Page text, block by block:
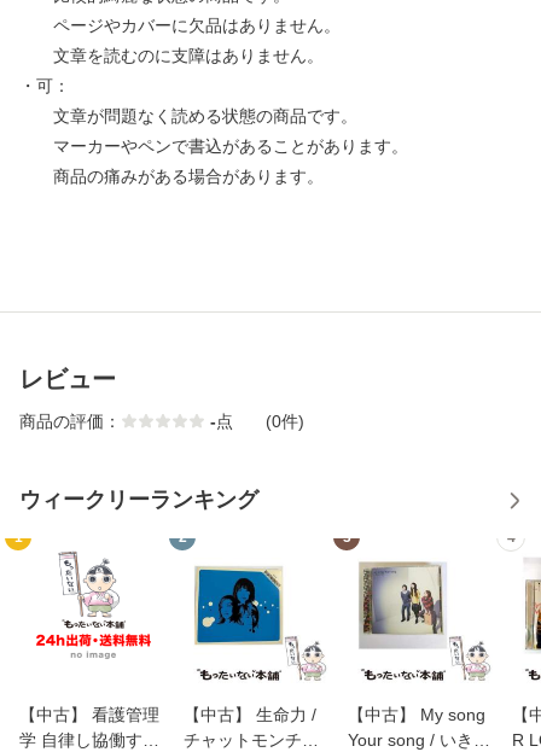
ページやカバーに欠品はありません。
文章を読むのに支障はありません。
・可：
文章が問題なく読める状態の商品です。
マーカーやペンで書込があることがあります。
商品の痛みがある場合があります。
レビュー
商品の評価： -点 (0件)
ウィークリーランキング
1
【中古】 看護管理
学 自律し協働する
2
【中古】 生命力 /
チャットモンチー /
3
【中古】 My song
Your song / いきも
4
【
R